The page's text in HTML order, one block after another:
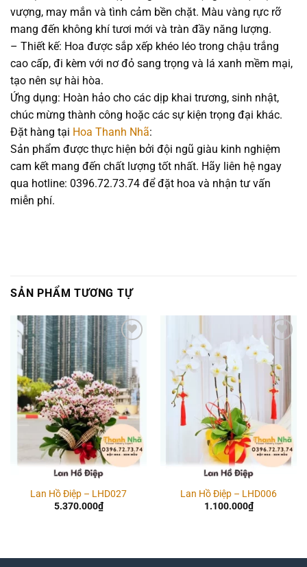
vượng, may mắn và tình cảm bền chặt. Màu vàng rực rỡ
mang đến không khí tươi mới và tràn đầy năng lượng.
– Thiết kế: Hoa được sắp xếp khéo léo trong chậu trắng
cao cấp, đi kèm với nơ đỏ sang trọng và lá xanh mềm mại,
tạo nên sự hài hòa.
Ứng dụng: Hoàn hảo cho các dịp khai trương, sinh nhật,
chúc mừng thành công hoặc các sự kiện trọng đại khác.
Đặt hàng tại Hoa Thanh Nhã:
Sản phẩm được thực hiện bởi đội ngũ giàu kinh nghiệm
cam kết mang đến chất lượng tốt nhất. Hãy liên hệ ngay
qua hotline: 0396.72.73.74 để đặt hoa và nhận tư vấn
miễn phí.
SẢN PHẨM TƯƠNG TỰ
Add to
wishlist
Lan Hồ Điệp – LHD027
5.370.000₫
Add to
wishlist
Lan Hồ Điệp – LHD006
1.100.000₫